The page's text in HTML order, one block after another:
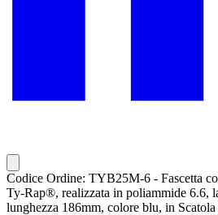
Codice Ordine: TYB25M-6 - Fascetta
Ty-Rap®, realizzata in poliammide 6.6,
lunghezza 186mm, colore blu, in